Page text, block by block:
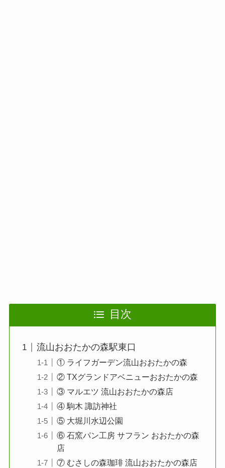
目次
流山おおたかの森駅東口
① ライフガーデン流山おおたかの森
② TXグランドアベニューおおたかの森
③ マルエツ 流山おおたかの森店
④ 駒木 諏訪神社
⑤ 大堀川水辺公園
⑥ 石窯パン工房 サフラン おおたかの森
店
⑦ むさしの森珈琲 流山おおたかの森店